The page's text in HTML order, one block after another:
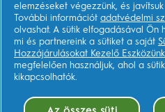
elemzéseket végezzünk, és
További információt adatvédelmi
olvashat. A sütik elfogadásával Ön
mi és partnereink a sütiket a saját
Hozzájárulásokat Kezelő
megfelelően használjuk, ahol a
kikapcsolhatók.